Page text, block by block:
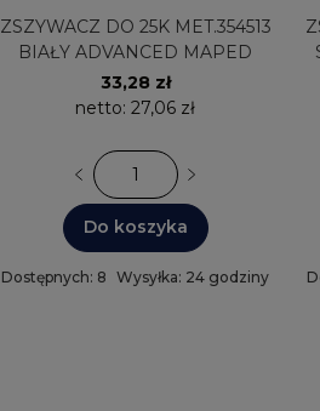
ZSZYWACZ DO 25K MET.354513
BIAŁY ADVANCED MAPED
33,28 zł
netto: 27,06 zł
Do koszyka
Dostępnych: 8 Wysyłka: 24 godziny